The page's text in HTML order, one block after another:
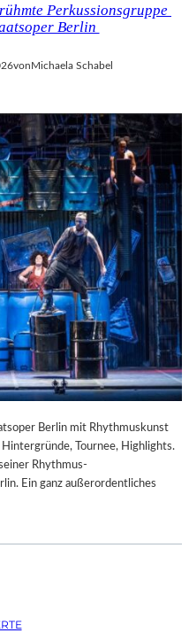
Perkussionsgruppe
Berlin
vonMichaela Schabel
Berlin mit Rhythmuskunst
Tournee, Highlights.
Rhythmus-
Ein ganz außerordentliches